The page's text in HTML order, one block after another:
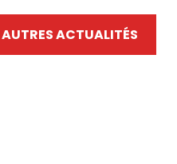
AUTRES ACTUALITÉS